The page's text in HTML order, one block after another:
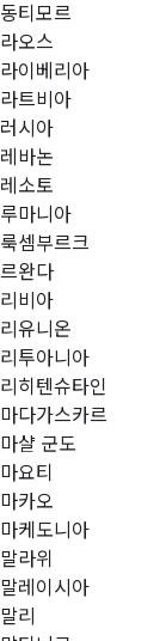
동티모르
라오스
라이베리아
라트비아
러시아
레바논
레소토
루마니아
룩셈부르크
르완다
리비아
리유니온
리투아니아
리히텐슈타인
마다가스카르
마샬 군도
마요티
마카오
마케도니아
말라위
말레이시아
말리